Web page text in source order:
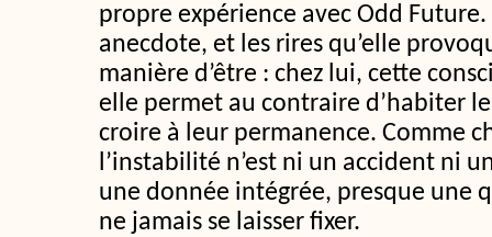
propre expérience avec Odd
anecdote, et les rires qu’elle
manière d’être : chez lui, cette
elle permet au contraire d’habiter
croire à leur permanence. Comme
l’instabilité n’est ni un accident ni
une donnée intégrée, presque une
ne jamais se laisser fixer.